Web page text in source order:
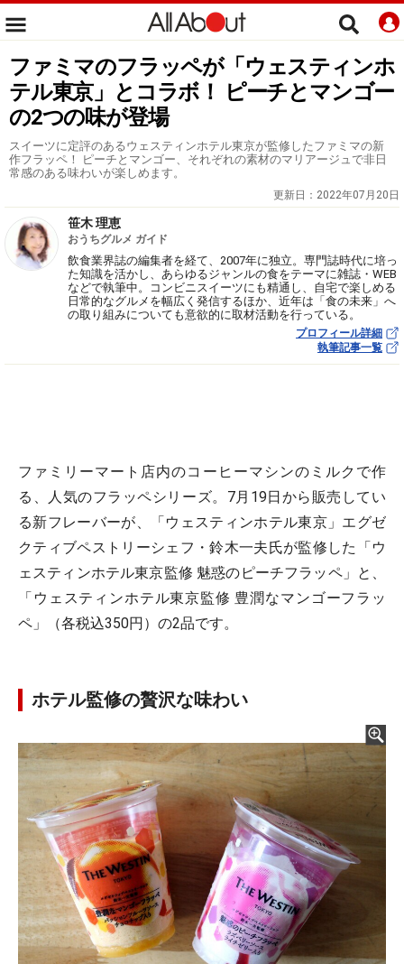
ファミマのフラッペが「ウェスティンホ
テル東京」とコラボ！ ピーチとマンゴー
の2つの味が登場
スイーツに定評のあるウェスティンホテル東京が監修したファミマの新
作フラッペ！ ピーチとマンゴー、それぞれの素材のマリアージュで非日
常感のある味わいが楽しめます。
更新日： 2022年07月20日
笹木 理恵
おうちグルメ ガイド
飲食業界誌の編集者を経て、2007年に独立。専門誌時代に培っ
た知識を活かし、あらゆるジャンルの食をテーマに雑誌・WEB
などで執筆中。コンビニスイーツにも精通し、自宅で楽しめる
日常的なグルメを幅広く発信するほか、近年は「食の未来」へ
の取り組みについても意欲的に取材活動を行っている。
プロフィール詳細
執筆記事一覧
ファミリーマート店内のコーヒーマシンのミルクで作
る、人気のフラッペシリーズ。7月19日から販売してい
る新フレーバーが、「ウェスティンホテル東京」エグゼ
クティブペストリーシェフ・鈴木一夫氏が監修した「ウ
ェスティンホテル東京監修 魅惑のピーチフラッペ」と、
「ウェスティンホテル東京監修 豊潤なマンゴーフラッ
ペ」（各税込350円）の2品です。
ホテル監修の贅沢な味わい